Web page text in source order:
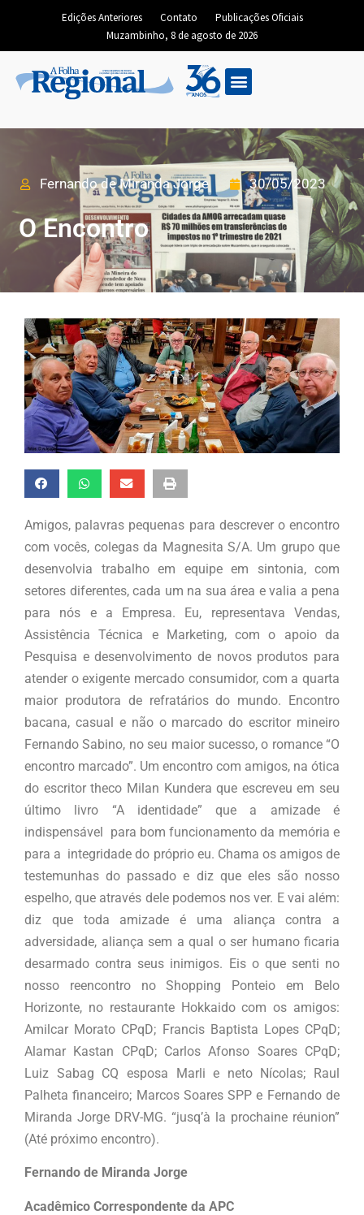
Edições Anteriores Contato
Publicações Oficiais
Muzambinho, 8 de agosto de 2026
Fernando de Miranda Jorge 30/05/2023
O Encontro
Amigos, palavras pequenas para descrever o encontro
com vocês, colegas da Magnesita S/A. Um grupo que
desenvolvia trabalho em equipe em sintonia, com
setores diferentes, cada um na sua área e valia a pena
para nós e a Empresa. Eu, representava Vendas,
Assistência Técnica e Marketing, com o apoio da
Pesquisa e desenvolvimento de novos produtos para
atender o exigente mercado consumidor, com a quarta
maior produtora de refratários do mundo. Encontro
bacana, casual e não o marcado do escritor mineiro
Fernando Sabino, no seu maior sucesso, o romance “O
encontro marcado”. Um encontro com amigos, na ótica
do escritor theco Milan Kundera que escreveu em seu
último livro “A identidade” que a amizade é
indispensável para bom funcionamento da memória e
para a integridade do próprio eu. Chama os amigos de
testemunhas do passado e diz que eles são nosso
espelho, que através dele podemos nos ver. E vai além:
diz que toda amizade é uma aliança contra a
adversidade, aliança sem a qual o ser humano ficaria
desarmado contra seus inimigos. Eis o que senti no
nosso reencontro no Shopping Ponteio em Belo
Horizonte, no restaurante Hokkaido com os amigos:
Amilcar Morato CPqD; Francis Baptista Lopes CPqD;
Alamar Kastan CPqD; Carlos Afonso Soares CPqD;
Luiz Sabag CQ esposa Marli e neto Nícolas; Raul
Palheta financeiro; Marcos Soares SPP e Fernando de
Miranda Jorge DRV-MG. “jusq’à la prochaine réunion”
(Até próximo encontro).
Fernando de Miranda Jorge
Acadêmico Correspondente da APC